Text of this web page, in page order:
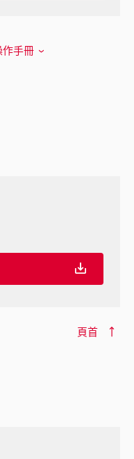
作手冊
頁首